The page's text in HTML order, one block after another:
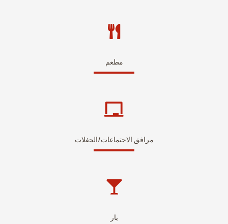
مطعم
مرافق الاجتماعات/الحفلات
بار